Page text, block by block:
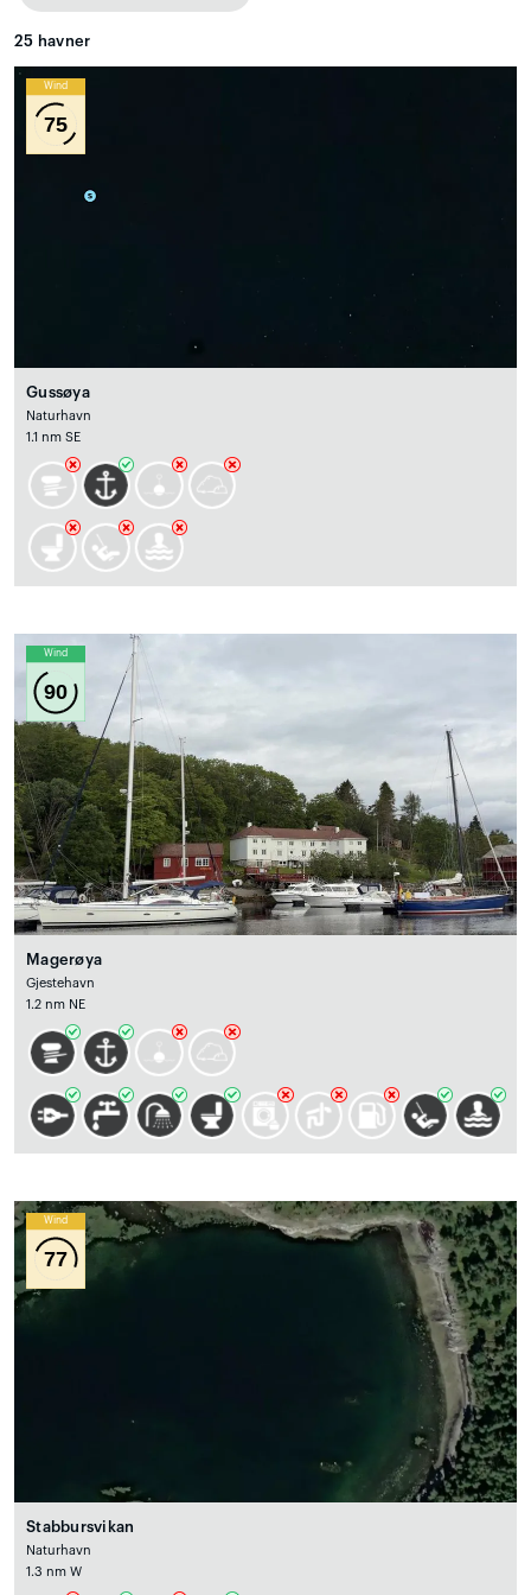
25 havner
Wind
75
Gussøya
Naturhavn
1.1 nm SE
Wind
90
Magerøya
Gjestehavn
1.2 nm NE
Wind
77
Stabbursvikan
Naturhavn
1.3 nm W